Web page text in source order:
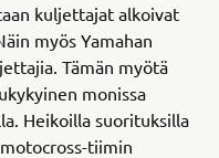
kuljettajat alkoivat
myös Yamahan
Tämän myötä
monissa
Heikoilla suorituksilla
tiimin